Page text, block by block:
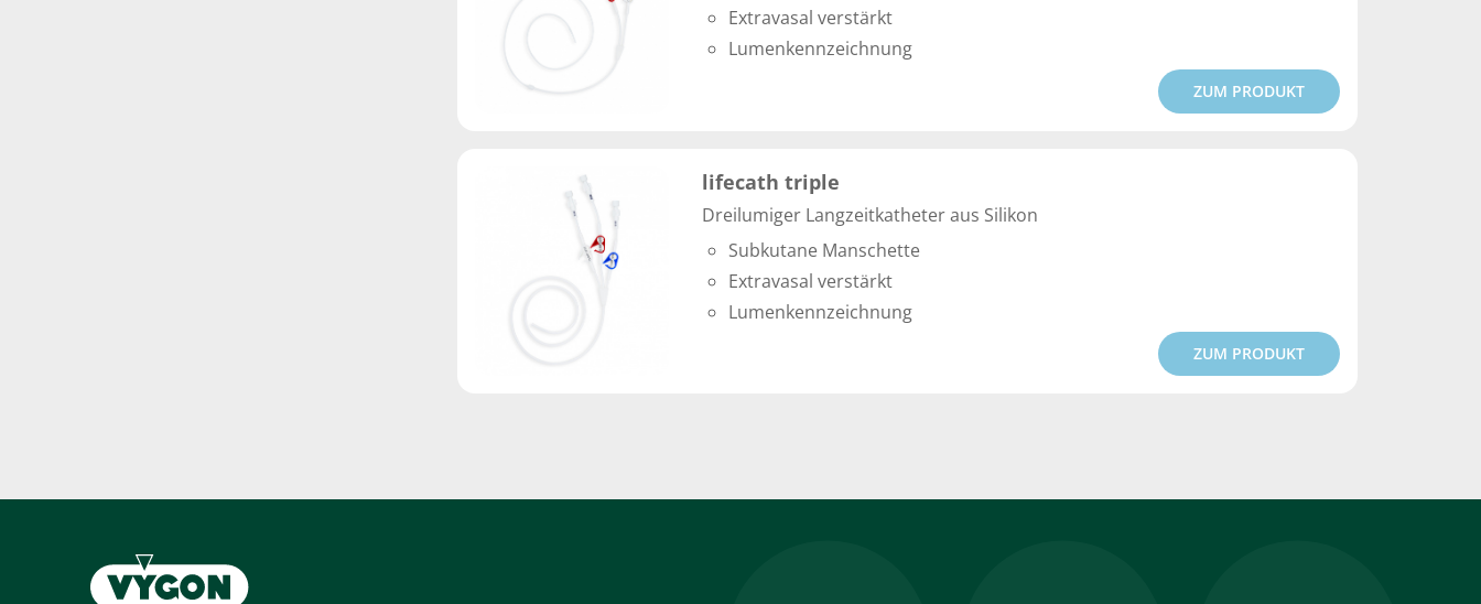
Extravasal verstärkt
Lumenkennzeichnung
ZUM PRODUKT
lifecath triple
Dreilumiger Langzeitkatheter aus Silikon
Subkutane Manschette
Extravasal verstärkt
Lumenkennzeichnung
ZUM PRODUKT